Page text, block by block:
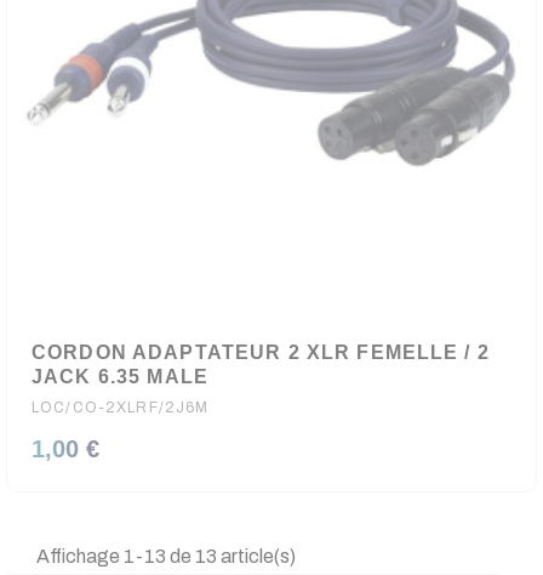
CORDON ADAPTATEUR 2 XLR FEMELLE / 2
JACK 6.35 MALE
LOC/CO-2XLRF/2J6M
1,00 €
Affichage 1-13 de 13 article(s)